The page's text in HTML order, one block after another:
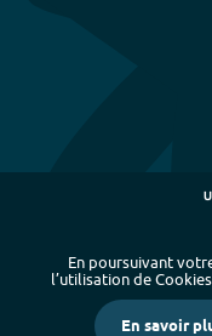
Plan du
Mentions légales et
En poursuivant
l’utilisation de
En savoir